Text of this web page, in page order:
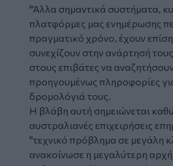
"Άλλα σημαντικά συστήματα,
πλατφόρμες μας ενημέρωσης
πραγματικό χρόνο, έχουν
συνεχίζουν στην ανάρτησή
στους επιβάτες να αναζητήσουν
προηγουμένως πληροφορίες
δρομολόγιά τους.
Η βλάβη αυτή σημειώνεται
αυστραλιανές επιχειρήσεις
"τεχνικό πρόβλημα σε μεγάλη
ανακοίνωσε η μεγαλύτερη αρχή